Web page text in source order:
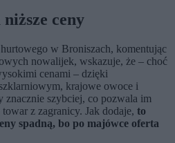
ceny
w Broniszach, komentując
nowalijek, wskazuje, że – choć
cenami – dzięki
krajowe owoce i
znacznie szybciej, co pozwala im
z zagranicy. Jak dodaje, to
spadną, bo po majówce oferta